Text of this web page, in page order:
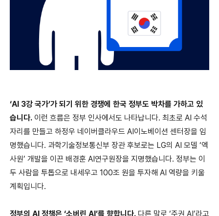
‘AI 3강 국가’가 되기 위한 경쟁에 한국 정부도 박차를 가하고 있
습니다. 이런 흐름은 정부 인사에서도 나타납니다. 최초로 AI 수석
자리를 만들고 하정우 네이버클라우드 AI이노베이션 센터장을 임
명했습니다. 과학기술정보통신부 장관 후보로는 LG의 AI 모델 ‘엑
사원’ 개발을 이끈 배경훈 AI연구원장을 지명했습니다. 정부는 이
두 사람을 투톱으로 내세우고 100조 원을 투자해 AI 역량을 키울
계획입니다.
정부의 AI 정책은 ‘소버린 AI’를 향합니다. 다른 말로 ‘주권 AI’라고